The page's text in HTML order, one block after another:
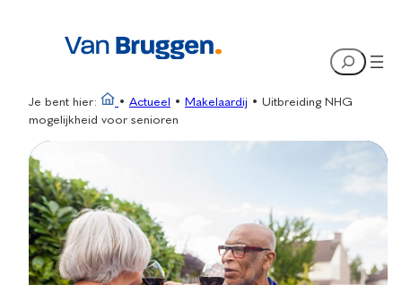
Search
Je bent hier: • Actueel • Makelaardij • Uitbreiding NHG
mogelijkheid voor senioren